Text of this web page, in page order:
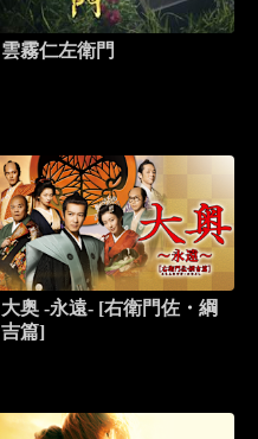
雲霧仁左衛門
大奥 -永遠- [右衛門佐・綱
吉篇]